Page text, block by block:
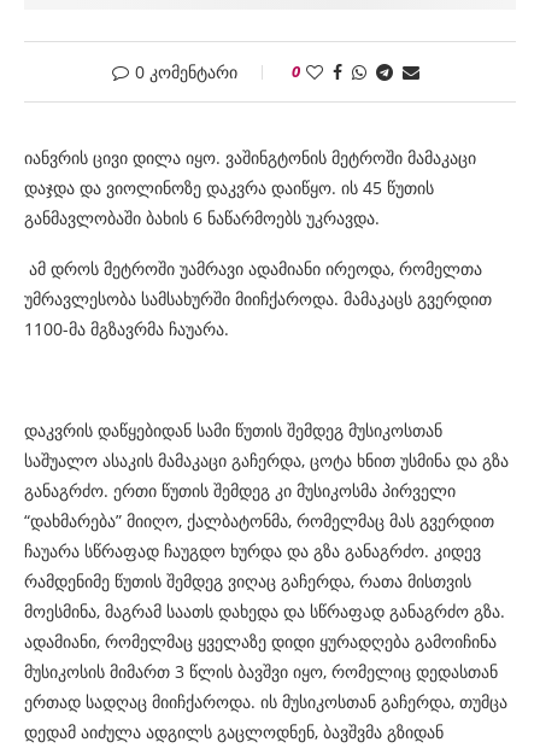
0 კომენტარი 0
იანვრის ცივი დილა იყო. ვაშინგტონის მეტროში მამაკაცი
დაჯდა და ვიოლინოზე დაკვრა დაიწყო. ის 45 წუთის
განმავლობაში ბახის 6 ნაწარმოებს უკრავდა.
ამ დროს მეტროში უამრავი ადამიანი ირეოდა, რომელთა
უმრავლესობა სამსახურში მიიჩქაროდა. მამაკაცს გვერდით
1100-მა მგზავრმა ჩაუარა.
დაკვრის დაწყებიდან სამი წუთის შემდეგ მუსიკოსთან
საშუალო ასაკის მამაკაცი გაჩერდა, ცოტა ხნით უსმინა და გზა
განაგრძო. ერთი წუთის შემდეგ კი მუსიკოსმა პირველი
“დახმარება” მიიღო, ქალბატონმა, რომელმაც მას გვერდით
ჩაუარა სწრაფად ჩაუგდო ხურდა და გზა განაგრძო. კიდევ
რამდენიმე წუთის შემდეგ ვიღაც გაჩერდა, რათა მისთვის
მოესმინა, მაგრამ საათს დახედა და სწრაფად განაგრძო გზა.
ადამიანი, რომელმაც ყველაზე დიდი ყურადღება გამოიჩინა
მუსიკოსის მიმართ 3 წლის ბავშვი იყო, რომელიც დედასთან
ერთად სადღაც მიიჩქაროდა. ის მუსიკოსთან გაჩერდა, თუმცა
დედამ აიძულა ადგილს გაცლოდნენ, ბავშვმა გზიდან